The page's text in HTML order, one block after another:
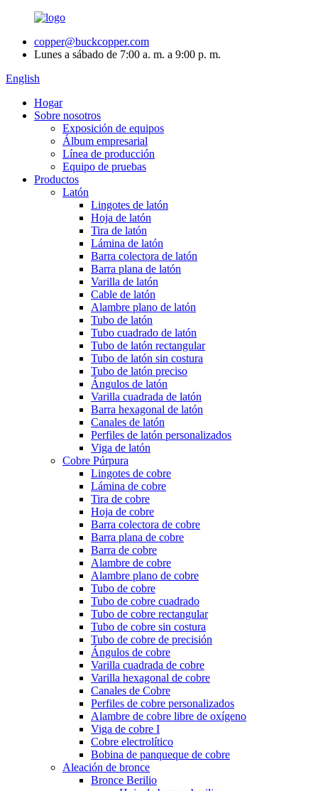
copper@buckcopper.com
Lunes a sábado de 7:00 a. m. a 9:00 p. m.
English
Hogar
Sobre nosotros
Exposición de equipos
Álbum empresarial
Línea de producción
Equipo de pruebas
Productos
Latón
Lingotes de latón
Hoja de latón
Tira de latón
Lámina de latón
Barra colectora de latón
Barra plana de latón
Varilla de latón
Cable de latón
Alambre plano de latón
Tubo de latón
Tubo cuadrado de latón
Tubo de latón rectangular
Tubo de latón sin costura
Tubo de latón preciso
Ángulos de latón
Varilla cuadrada de latón
Barra hexagonal de latón
Canales de latón
Perfiles de latón personalizados
Viga de latón
Cobre Púrpura
Lingotes de cobre
Lámina de cobre
Tira de cobre
Hoja de cobre
Barra colectora de cobre
Barra plana de cobre
Barra de cobre
Alambre de cobre
Alambre plano de cobre
Tubo de cobre
Tubo de cobre cuadrado
Tubo de cobre rectangular
Tubo de cobre sin costura
Tubo de cobre de precisión
Ángulos de cobre
Varilla cuadrada de cobre
Varilla hexagonal de cobre
Canales de Cobre
Perfiles de cobre personalizados
Alambre de cobre libre de oxígeno
Viga de cobre I
Cobre electrolítico
Bobina de panqueque de cobre
Aleación de bronce
Bronce Berilio